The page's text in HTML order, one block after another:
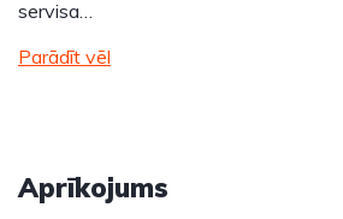
servisa…
Parādīt vēl
Aprīkojums